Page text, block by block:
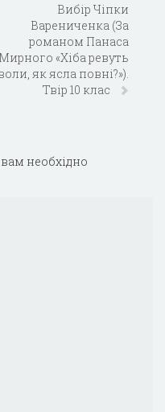
Вибір Чіпки
Варениченка (За
романом Панаса
Мирного «Хіба ревуть
як ясла повні?»).
Твір 10 клас
необхідно